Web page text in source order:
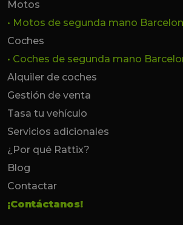
Motos
• Motos de segunda mano
Coches
• Coches de segunda mano
Alquiler de coches
Gestión de venta
Tasa tu vehículo
Servicios adicionales
¿Por qué Rattix?
Blog
Contactar
¡Contáctanos!